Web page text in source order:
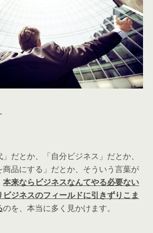
」だとか、「自分ビジネス」だとか、
商品にする」だとか、そういう言葉が
本来ならビジネスなんてやる必要ない
ビジネスのフィールドに引きずりこま
のを、本当に多く見かけます。